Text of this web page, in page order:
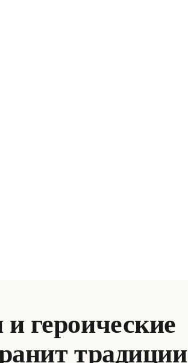
героические
традиции